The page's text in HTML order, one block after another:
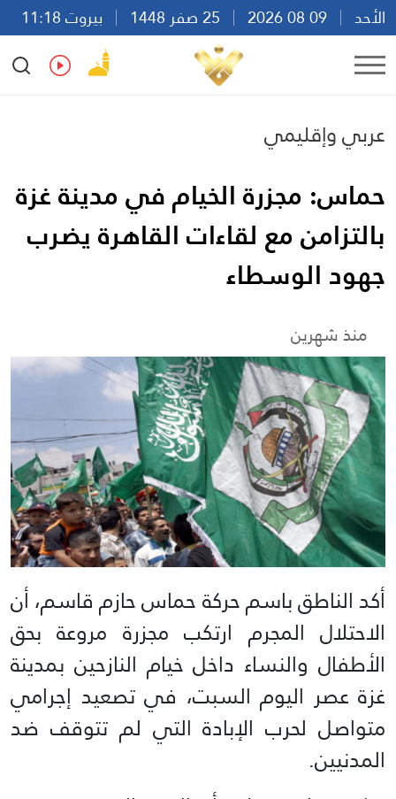
الأحد
بيروت 11:18
Ar
En Fr Es
عربي وإقليمي
حماس: مجزرة الخيام في مدينة غزة
بالتزامن مع لقاءات القاهرة يضرب
جهود الوسطاء
منذ شهرين
أكد الناطق باسم حركة حماس حازم قاسم، أن
الاحتلال المجرم ارتكب مجزرة مروعة بحق
الأطفال والنساء داخل خيام النازحين بمدينة
غزة عصر اليوم السبت، في تصعيد إجرامي
متواصل لحرب الإبادة التي لم تتوقف ضد
المدنيين.